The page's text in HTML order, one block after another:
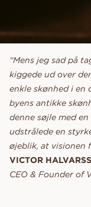
“Mens jeg sad på
kiggede ud over
enkle skønhed i en
byens antikke
denne søjle med
udstrålede en
øjeblik, at visionen
VICTOR
CEO & Founder of